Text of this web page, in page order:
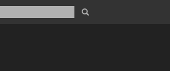
Buscar
Tramet